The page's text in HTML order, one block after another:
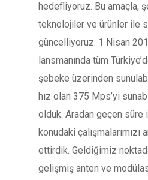
hedefliyoruz. Bu amaçla,
teknolojiler ve ürünler ile
güncelliyoruz. 1 Nisan
lansmanında tüm
şebeke üzerinden
hız olan 375 Mps’yi
olduk. Aradan geçen süre
konudaki çalışmalarımızı
ettirdik. Geldiğimiz
gelişmiş anten ve